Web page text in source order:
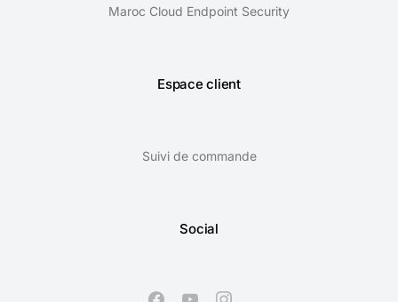
Maroc Cloud Endpoint Security
Espace client
Suivi de commande
Social